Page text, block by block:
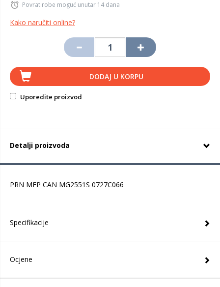
Povrat robe moguć unutar 14 dana
Kako naručiti online?
DODAJ U KORPU
Uporedite proizvod
Detalji proizvoda
PRN MFP CAN MG2551S 0727C066
Specifikacije
Ocjene